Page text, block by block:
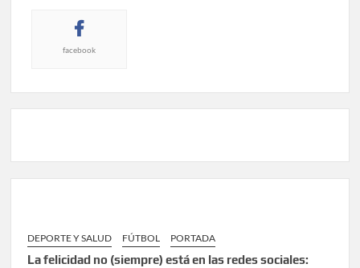
facebook
DEPORTE Y SALUD FÚTBOL PORTADA
La felicidad no (siempre) está en las redes sociales: